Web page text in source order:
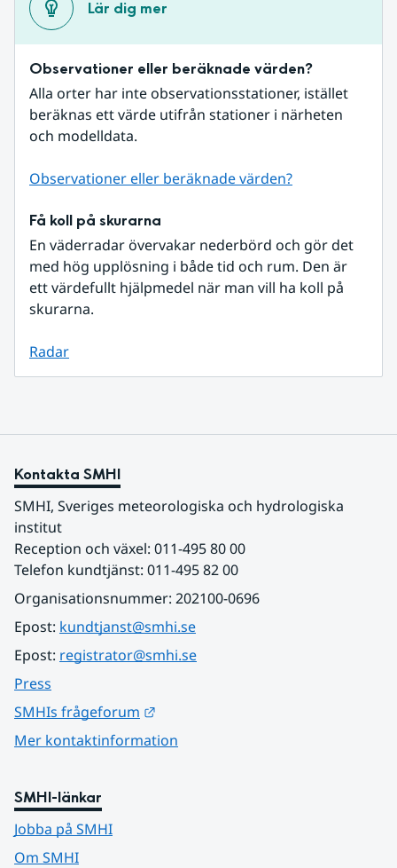
Lär dig mer
Observationer eller beräknade värden?
Alla orter har inte observationsstationer, istället
beräknas ett värde utifrån stationer i närheten
och modelldata.
Observationer eller beräknade värden?
Få koll på skurarna
En väderradar övervakar nederbörd och gör det
med hög upplösning i både tid och rum. Den är
ett värdefullt hjälpmedel när man vill ha koll på
skurarna.
Radar
Kontakta SMHI
SMHI, Sveriges meteorologiska och hydrologiska
institut
Reception och växel: 011-495 80 00
Telefon kundtjänst: 011-495 82 00
Organisationsnummer: 202100-0696
Epost: kundtjanst@smhi.se
Epost: registrator@smhi.se
Press
SMHIs frågeforum
Mer kontaktinformation
SMHI-länkar
Jobba på SMHI
Om SMHI